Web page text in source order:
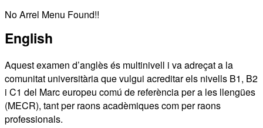
No Arrel Menu Found!!
English
Aquest examen d’anglès és multinivell i va adreçat a la
comunitat universitària que vulgui acreditar els nivells B1, B2
i C1 del Marc europeu comú de referència per a les llengües
(MECR), tant per raons acadèmiques com per raons
professionals.